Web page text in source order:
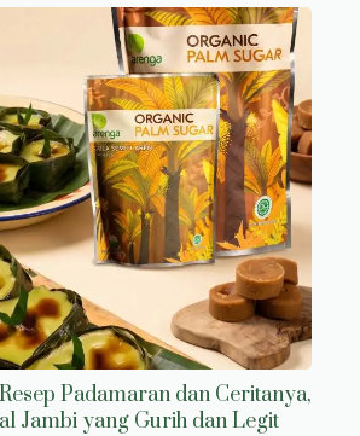
Padamaran dan Ceritanya,
Jambi yang Gurih dan Legit